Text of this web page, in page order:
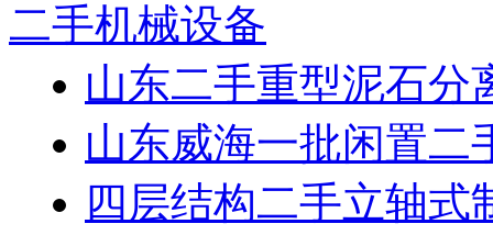
二手机械设备
山东二手重型泥石分
山东威海一批闲置二
四层结构二手立轴式